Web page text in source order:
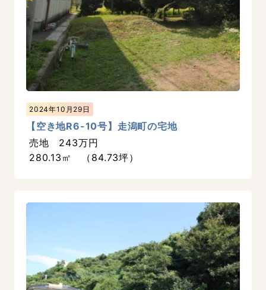
2024年10月29日
【空き地R6-10号】走潟町の宅地
売地 243万円
280.13㎡ （84.73坪）